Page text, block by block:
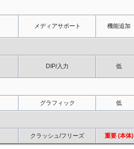
メディアサポート 機能追加
DIP/入力 低
グラフィック 低
クラッシュ/フリーズ 重要 (本体)